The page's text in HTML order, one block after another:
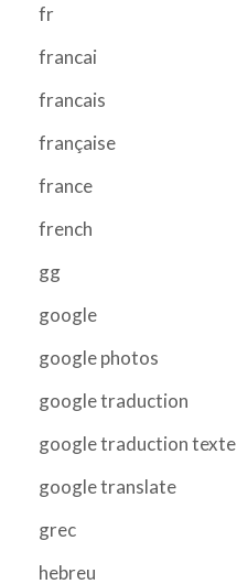
fr
francai
francais
française
france
french
gg
google
google photos
google traduction
google traduction texte
google translate
grec
hebreu